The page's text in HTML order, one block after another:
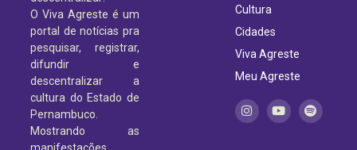
O Viva Agreste é um
portal de notícias pra
pesquisar, registrar,
difundir e
descentralizar a
cultura do Estado de
Pernambuco.
Mostrando as
Cultura
Cidades
Viva Agreste
Meu Agreste